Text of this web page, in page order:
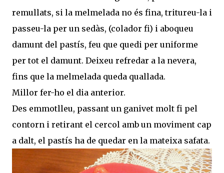
remullats, si la melmelada no és fina, tritureu-la i
passeu-la per un sedàs, (colador fi) i aboqueu
damunt del pastís, feu que quedi per uniforme
per tot el damunt. Deixeu refredar a la nevera,
fins que la melmelada queda quallada.
Millor fer-ho el dia anterior.
Des emmotlleu, passant un ganivet molt fi pel
contorn i retirant el cercol amb un moviment cap
a dalt, el pastís ha de quedar en la mateixa safata.